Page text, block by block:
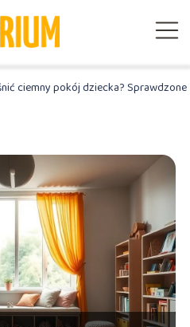
ciemny pokój dziecka? Sprawdzone